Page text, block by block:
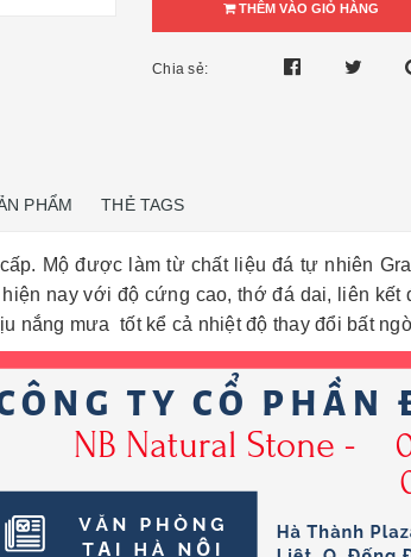
THÊM VÀO GIỎ HÀNG
Chia sẻ:
PHẨM THẺ TAGS
Mộ được làm từ chất liệu đá tự nhiên
nay với độ cứng cao, thớ đá dai, liên
nắng mưa tốt kể cả nhiệt độ thay đổi bất